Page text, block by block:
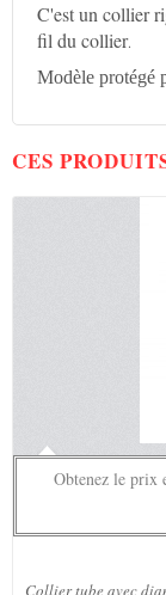
C'est un collier
fil du collier.
Modèle protégé
CES
Obtenez le prix
Collier tube avec